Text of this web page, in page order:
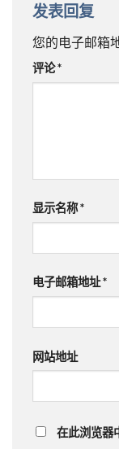
发表回复
您的电子邮箱
评论*
显示名称*
电子邮箱地址*
网站地址
在此浏览器